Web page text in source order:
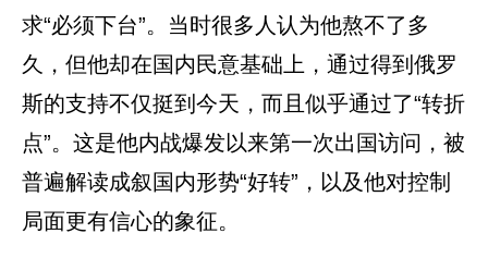
求“必须下台”。当时很多人认为他熬不了多
久，但他却在国内民意基础上，通过得到俄罗
斯的支持不仅挺到今天，而且似乎通过了“转折
点”。这是他内战爆发以来第一次出国访问，被
普遍解读成叙国内形势“好转”，以及他对控制
局面更有信心的象征。